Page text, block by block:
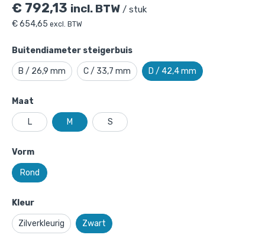
€ 792,13 incl. BTW / stuk
€654,65 excl. BTW
Buitendiameter steigerbuis
B / 26,9 mm C / 33,7 mm D / 42,4 mm
Maat
L M S
Vorm
Rond
Kleur
Zilverkleurig Zwart
is toegevoegd aan je winkelmandje